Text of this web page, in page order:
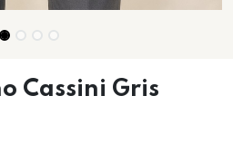
Cassini Gris